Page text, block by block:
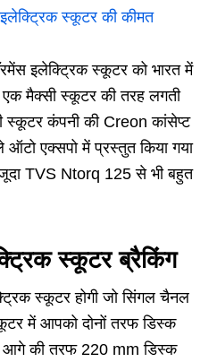
स्कूटर की कीमत
इलेक्ट्रिक स्कूटर को भारत में
एक मैक्सी स्कूटर की तरह लगती
कंपनी की Creon कांसेप्ट
एक्सपो में प्रस्तुत किया गया
TVS Ntorq 125 से भी बहुत
स्कूटर ब्रैकिंग
स्कूटर होगी जो सिंगल चैनल
में आपको दोनों तरफ डिस्क
की तरफ 220 mm डिस्क